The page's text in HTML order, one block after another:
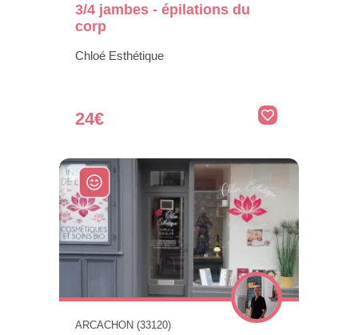
3/4 jambes - épilations du
corp
Chloé Esthétique
24€
ARCACHON (33120)